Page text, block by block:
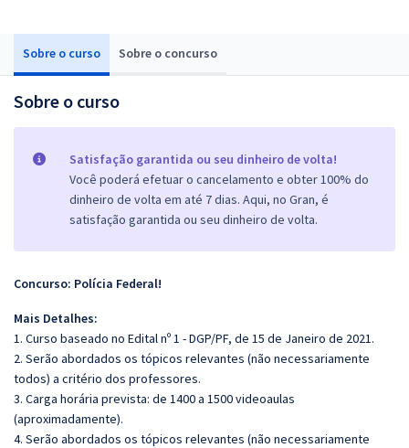
Sobre o curso Sobre o concurso
Sobre o curso
Satisfação garantida ou seu dinheiro de volta!
Você poderá efetuar o cancelamento e obter 100% do
dinheiro de volta em até 7 dias. Aqui, no Gran, é
satisfação garantida ou seu dinheiro de volta.
Concurso: Polícia Federal!
Mais Detalhes:
1. Curso baseado no Edital nº 1 - DGP/PF, de 15 de Janeiro de 2021.
2. Serão abordados os tópicos relevantes (não necessariamente
todos) a critério dos professores.
3. Carga horária prevista: de 1400 a 1500 videoaulas
(aproximadamente).
4. Serão abordados os tópicos relevantes (não necessariamente